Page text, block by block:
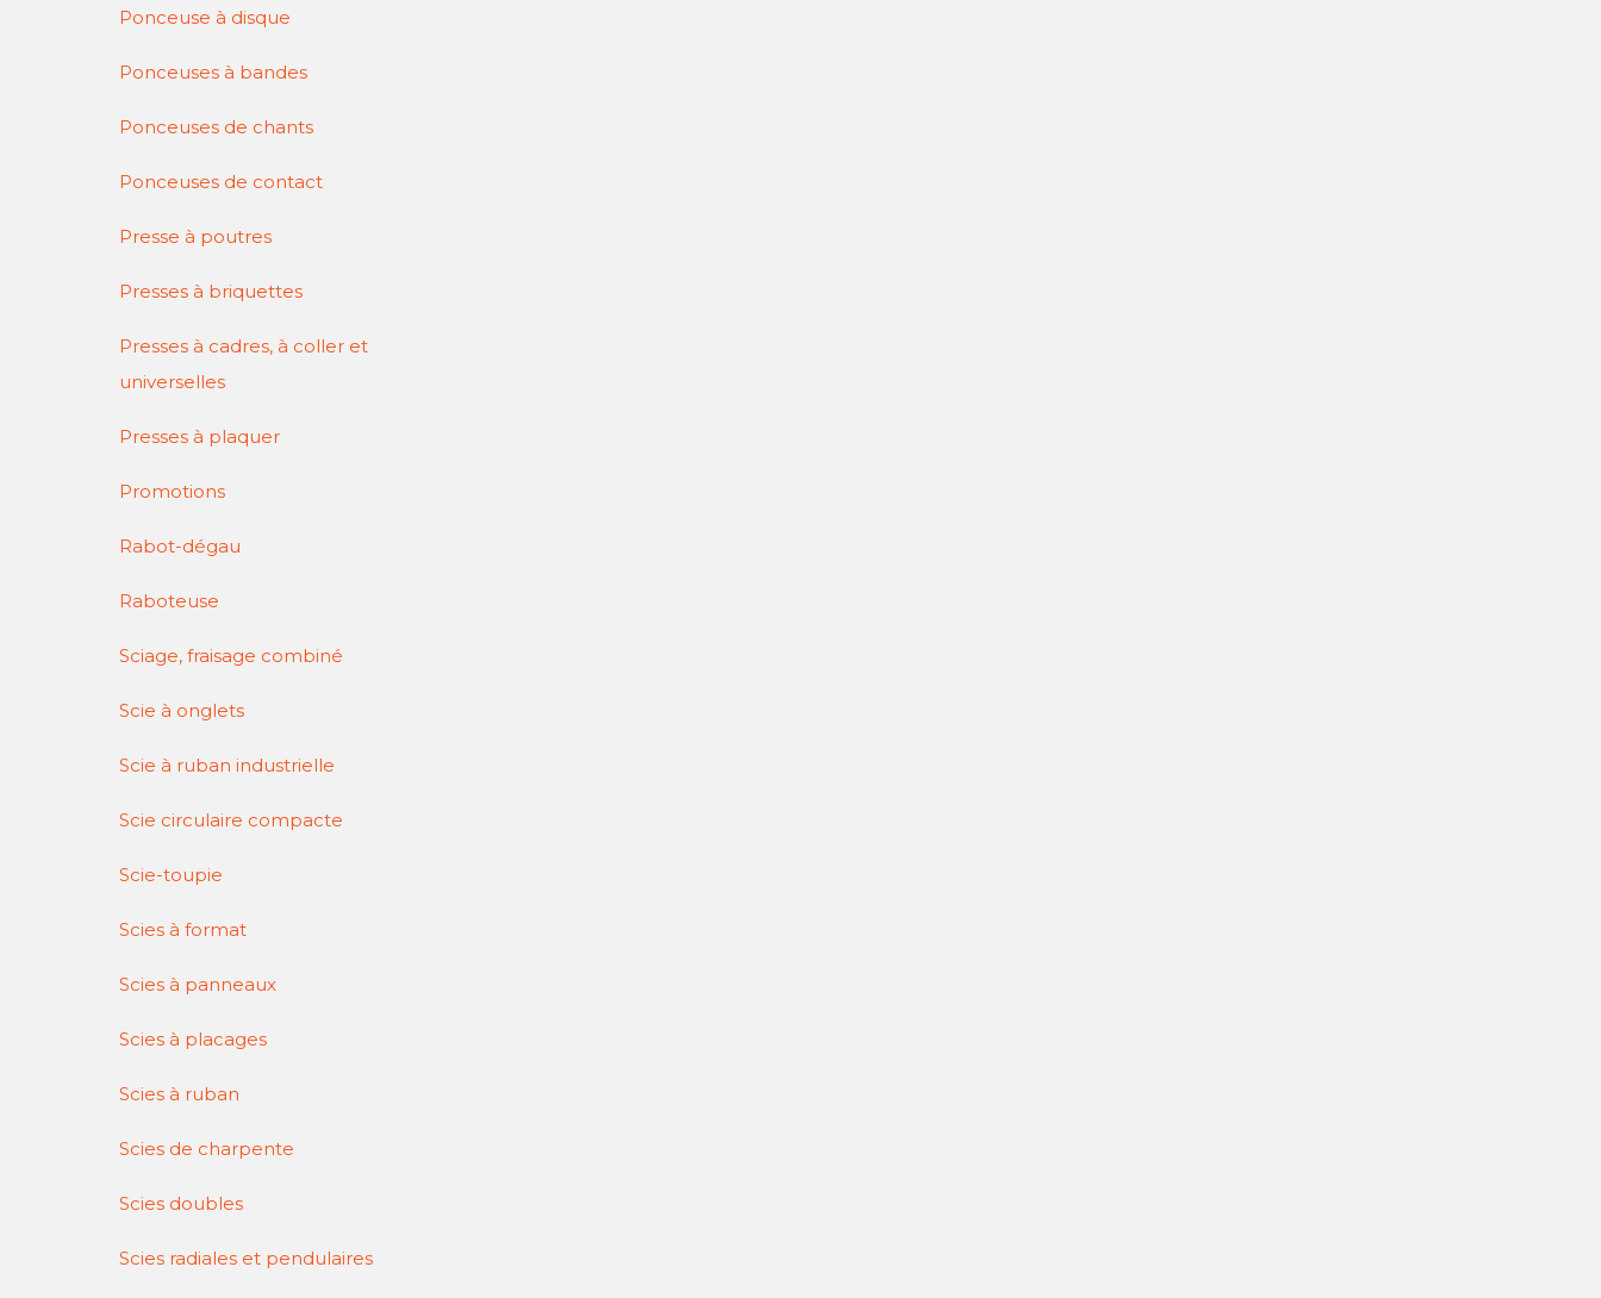
Ponceuse à disque
Ponceuses à bandes
Ponceuses de chants
Ponceuses de contact
Presse à poutres
Presses à briquettes
Presses à cadres, à coller et
universelles
Presses à plaquer
Promotions
Rabot-dégau
Raboteuse
Sciage, fraisage combiné
Scie à onglets
Scie à ruban industrielle
Scie circulaire compacte
Scie-toupie
Scies à format
Scies à panneaux
Scies à placages
Scies à ruban
Scies de charpente
Scies doubles
Scies radiales et pendulaires